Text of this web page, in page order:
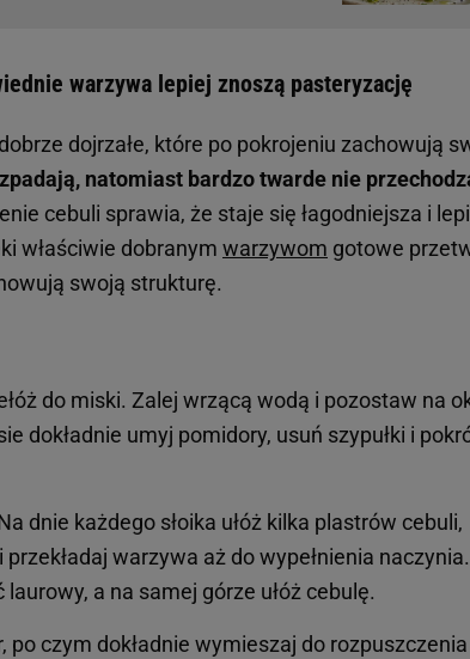
warzywa lepiej znoszą pasteryzację
dojrzałe, które po pokrojeniu zachowują
natomiast bardzo twarde nie
cebuli sprawia, że staje się łagodniejsza i
właściwie dobranym warzywom gotowe
swoją strukturę.
do miski. Zalej wrzącą wodą i pozostaw na
dokładnie umyj pomidory, usuń szypułki i
dnie każdego słoika ułóż kilka plastrów cebuli,
warzywa aż do wypełnienia naczynia.
a na samej górze ułóż cebulę.
po czym dokładnie wymieszaj do rozpuszczenia